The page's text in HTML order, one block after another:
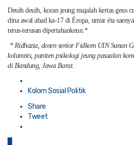
Deuih deuih, koran jeung majalah kertas geus
dina awal abad ka-17 di Éropa, umur éta
terus-terusan dipertahankeun.*
* Ridhazia, dosen senior Fidkom UIN Sunan
kolumnis, paniten psikologi jeung pasualan
di Bandung, Jawa Barat.
in
Kolom Sosial Politik
Share
Tweet